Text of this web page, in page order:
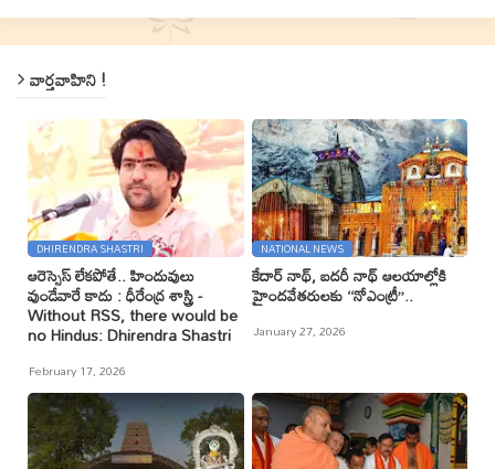
వార్తవాహిని !
DHIRENDRA SHASTRI
ఆరెస్సెస్ లేకపోతే.. హిందువులు
వుండేవారే కాదు : ధీరేంద్ర శాస్త్రి -
Without RSS, there would be
no Hindus: Dhirendra Shastri
February 17, 2026
NATIONAL NEWS
కేదార్ నాథ్, బదరీ నాథ్ ఆలయాల్లోకి
హైందవేతరులకు ‘‘నోఎంట్రీ’’..
January 27, 2026